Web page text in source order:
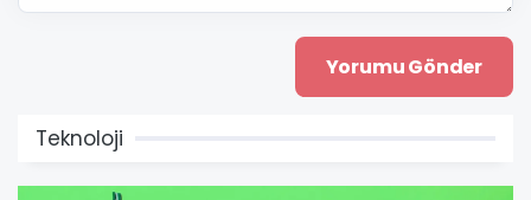
Teknoloji